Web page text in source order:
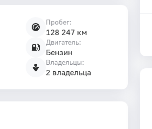
Пробег:
128 247 км
Двигатель:
Бензин
Владельцы:
2 владельца